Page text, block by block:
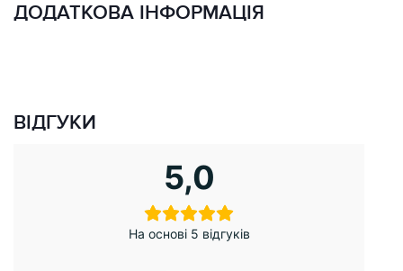
ДОДАТКОВА ІНФОРМАЦІЯ
ВІДГУКИ
5,0
На основі 5 відгуків